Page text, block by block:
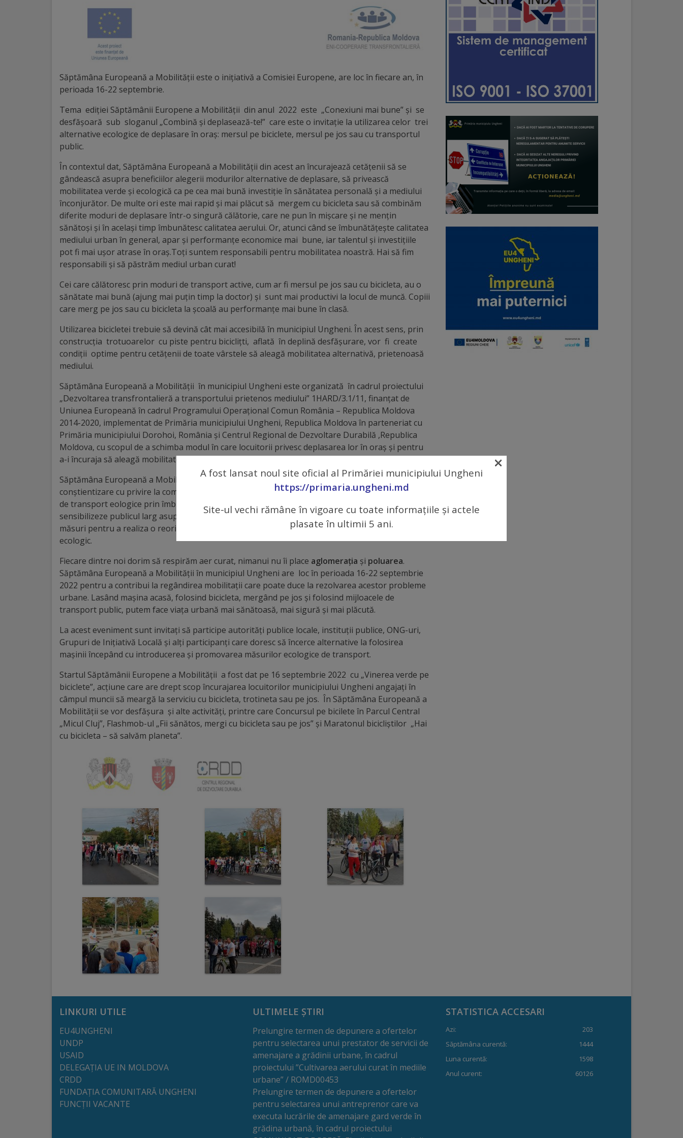
onoare
Deținători
titlului
„Merite
pentru
Ungheni”
Diplome
Excelență
Ungheniul
turistic
Obiective
turistice
Sculpturi
(harta
sculpturilor)
Monumente
arhitecturale
Personalități
marcante
Sportivi
performanță
Orașul
imagini
Galerie
video
Galerii
Viceprimari
Organigrama
Aparatul
primăriei
Regulamentul
funcționare
calitate
Consiliul
Municipal
Secretar
Săptămâna Europeană a Mobilităţii este o iniţiativă a Comisiei Europene, are loc în fiecare an, în
perioada 16-22 septembrie.
Tema ediţiei Săptămânii Europene a Mobilităţii din anul 2022 este „Conexiuni mai bune” şi se
desfăşoară sub sloganul „Combină şi deplasează-te!” care este o invitaţie la utilizarea celor trei
alternative ecologice de deplasare în oraş: mersul pe biciclete, mersul pe jos sau cu transportul
public.
În contextul dat, Săptămâna Europeană a Mobilităţii din acest an încurajează cetățenii să se
gândească asupra beneficiilor alegerii modurilor alternative de deplasare, să privească
mobilitatea verde și ecologică ca pe cea mai bună investiție în sănătatea personală și a mediului
înconjurător. De multe ori este mai rapid și mai plăcut să mergem cu bicicleta sau să combinăm
diferite moduri de deplasare într-o singură călătorie, care ne pun în mișcare și ne mențin
sănătoși și în același timp îmbunătesc calitatea aerului. Or, atunci când se îmbunătățeşte calitatea
mediului urban în general, apar și performanțe economice mai bune, iar talentul și investițiile
pot fi mai ușor atrase în oraș.Toți suntem responsabili pentru mobilitatea noastră. Hai să fim
responsabili și să păstrăm mediul urban curat!
Cei care călătoresc prin moduri de transport active, cum ar fi mersul pe jos sau cu bicicleta, au o
sănătate mai bună (ajung mai puțin timp la doctor) și sunt mai productivi la locul de muncă. Copiii
care merg pe jos sau cu bicicleta la școală au performanțe mai bune în clasă.
Utilizarea bicicletei trebuie să devină cât mai accesibilă în municipiul Ungheni. În acest sens, prin
construcția trotuoarelor cu piste pentru biciclițti, aflată în deplină desfășurare, vor fi create
condiții optime pentru cetățenii de toate vârstele să aleagă mobilitatea alternativă, prietenoasă
mediului.
Săptămâna Europeană a Mobilităţii în municipiul Ungheni este organizată în cadrul proiectului
„Dezvoltarea transfrontalieră a transportului prietenos mediului” 1HARD/3.1/11, finanțat de
Uniunea Europeană în cadrul Programului Operațional Comun România – Republica Moldova
2014-2020, implementat de Primăria municipiului Ungheni, Republica Moldova în parteneriat cu
Primăria municipiului Dorohoi, România și Centrul Regional de Dezvoltare Durabilă ,Republica
Moldova, cu scopul de a schimba modul în care locuitorii privesc deplasarea lor în oraş şi pentru
a-i încuraja să aleagă mobilitatea verde, responsabilă.
Săptămâna Europeană a Mobilităţii în municipiul Ungheni face parte din Campania de
conștientizare cu privire la comportamentul de călătorie ecologic, creșterea accesului la mijloacele
de transport eologice prin îmbunătățirea infrastructurii pentru ciclism, care are ca scop să
sensibilizeze publicul larg asupra problemelor de mobilitate ecologică și să pună în aplicare
măsuri pentru a realiza o reorientare a locuitorilor municipiului Ungheni către transportul urban
ecologic.
Fiecare dintre noi dorim să respirăm aer curat, nimanui nu îi place aglomeraţia și poluarea.
Săptămâna Europeană a Mobilităţii în municipiul Ungheni are loc în perioada 16-22 septembrie
2022 pentru a contribui la regândirea mobilitaţii care poate duce la rezolvarea acestor probleme
urbane. Lasând mașina acasă, folosind bicicleta, mergând pe jos și folosind mijloacele de
transport public, putem face viața urbană mai sănătoasă, mai sigură și mai plăcută.
La acest eveniment sunt invitați să participe autorități publice locale, instituții publice, ONG-uri,
Grupuri de Inițiativă Locală și alți participanţi care doresc să încerce alternative la folosirea
mașinii începând cu introducerea și promovarea măsurilor ecologice de transport.
Startul Săptămânii Europene a Mobilităţii a fost dat pe 16 septembrie 2022 cu „Vinerea verde pe
biciclete”, acțiune care are drept scop încurajarea locuitorilor municipiului Ungheni angajați în
câmpul muncii să meargă la serviciu cu bicicleta, trotineta sau pe jos. În Săptămâna Europeană a
Mobilităţii se vor desfășura și alte activități, printre care Concursul pe bicilete în Parcul Central
„Micul Cluj”, Flashmob-ul „Fii sănătos, mergi cu bicicleta sau pe jos” și Maratonul bicicliștilor „Hai
cu bicicleta – să salvăm planeta”.
LINKURI UTILE
EU4UNGHENI
UNDP
USAID
DELEGAȚIA UE IN MOLDOVA
CRDD
FUNDAȚIA COMUNITARĂ UNGHENI
FUNCȚII VACANTE
ULTIMELE ȘTIRI
Prelungire termen de depunere a ofertelor
pentru selectarea unui prestator de servicii de
amenajare a grădinii urbane, în cadrul
proiectului ”Cultivarea aerului curat în mediile
urbane” / ROMD00453
Prelungire termen de depunere a ofertelor
pentru selectarea unui antreprenor care va
executa lucrările de amenajare gard verde în
grădina urbană, în cadrul proiectului
STATISTICA ACCESARI
Azi:
203
Săptămâna curentă:
1444
Luna curentă:
1598
Anul curent:
60126
A fost lansat noul site oficial al Primăriei municipiului Ungheni
https://primaria.ungheni.md
Site-ul vechi rămâne în vigoare cu toate informațiile și actele
plasate în ultimii 5 ani.
×